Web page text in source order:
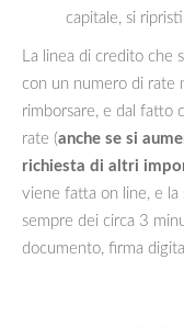
capitale, si
La linea di credito che
con un numero di rate
rimborsare, e dal fatto
rate (anche se si
richiesta di altri
viene fatta on line, e la
sempre dei circa 3
documento, firma